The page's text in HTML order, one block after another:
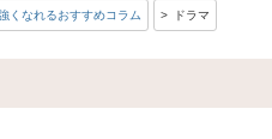
くなれるおすすめコラム ドラマ